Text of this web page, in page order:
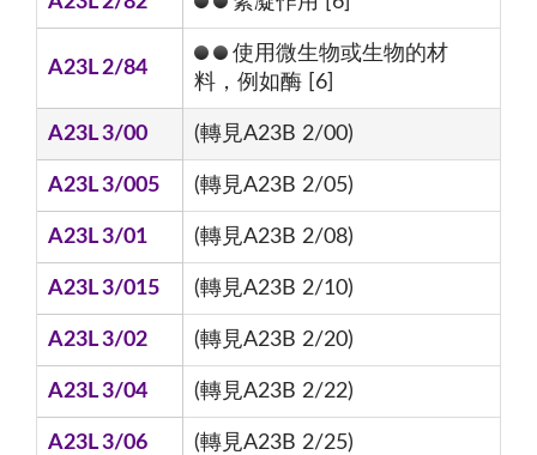
A23L 2/84
使用微生物或生物的材
料，例如酶 [6]
A23L 3/00 (轉見A23B 2/00)
A23L 3/005 (轉見A23B 2/05)
A23L 3/01 (轉見A23B 2/08)
A23L 3/015 (轉見A23B 2/10)
A23L 3/02 (轉見A23B 2/20)
A23L 3/04 (轉見A23B 2/22)
A23L 3/06 (轉見A23B 2/25)